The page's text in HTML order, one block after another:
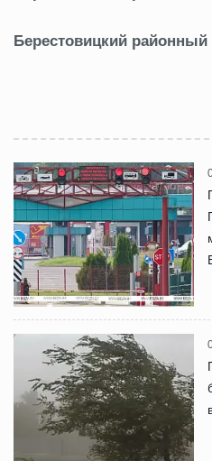
Берестовицкий районный